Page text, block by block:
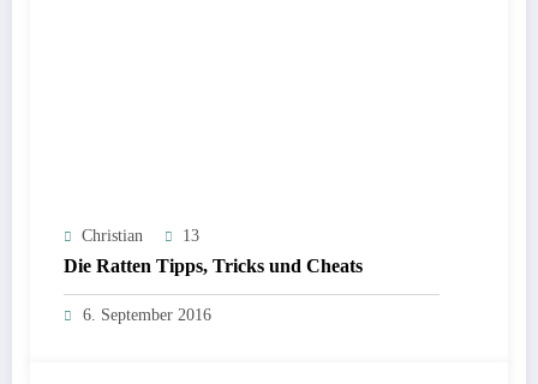
Christian 13
Die Ratten Tipps, Tricks und Cheats
6. September 2016